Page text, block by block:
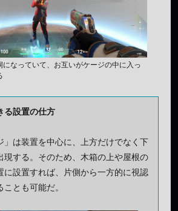
なっていて、お互いがケージの中に入っ
る設置の仕方
」は装置を中心に、上方だけでなく下
現する。そのため、木箱の上や屋根の
に設置すれば、片側から一方的に視認
とも可能だ。